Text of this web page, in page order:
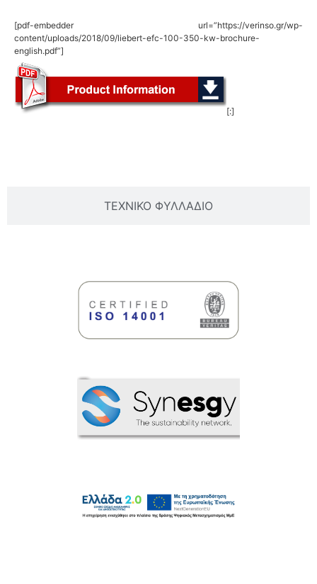
ΤΕΧΝΙΚΟ ΦΥΛΛΑΔΙΟ
[pdf-embedder url=”https://verinso.gr/wp-
content/uploads/2018/09/liebert-efc-100-350-kw-brochure-
english.pdf”]
[:]